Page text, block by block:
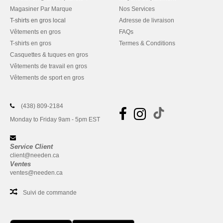
Magasiner Par Marque
T-shirts en gros local
Vêtements en gros
T-shirts en gros
Casquettes & tuques en gros
Vêtements de travail en gros
Vêtements de sport en gros
Nos Services
Adresse de livraison
FAQs
Termes & Conditions
(438) 809-2184
Monday to Friday 9am - 5pm EST
Service Client
client@needen.ca
Ventes
ventes@needen.ca
Suivi de commande